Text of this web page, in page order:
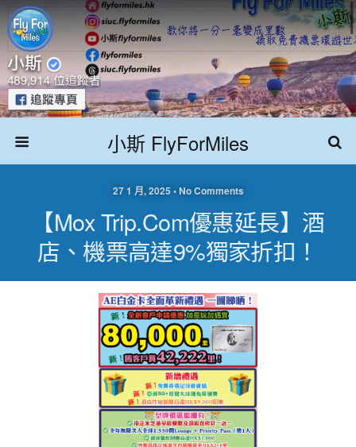
小斯 FlyForMiles
27 1 月, 2025 • No Comments
【Mox Trip.com優惠延長】酒
店、機票高達9%獨家折扣！